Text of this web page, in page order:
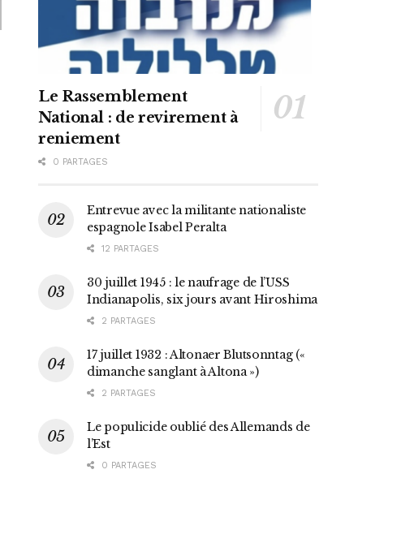
Le Rassemblement
National : de revirement à
reniement
0 PARTAGES
Entrevue avec la militante nationaliste
espagnole Isabel Peralta
12 PARTAGES
30 juillet 1945 : le naufrage de l’USS
Indianapolis, six jours avant Hiroshima
2 PARTAGES
17 juillet 1932 : Altonaer Blutsonntag («
dimanche sanglant à Altona »)
2 PARTAGES
Le populicide oublié des Allemands de
l’Est
0 PARTAGES